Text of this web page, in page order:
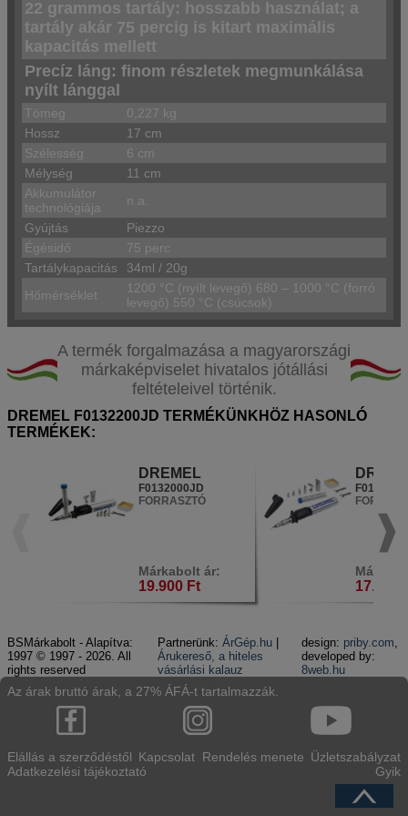
22 grammos tartály: hosszabb használat; a
tartály akár 75 percig is kitart maximális
kapacitás mellett
Precíz láng: finom részletek megmunkálása
nyílt lánggal
Tömeg
0,227 kg
Hossz
17 cm
Szélesség
6 cm
Mélység
11 cm
Akkumulátor
technológiája
n.a.
Gyújtás
Piezzo
Égésidő
75 perc
Tartálykapacitás
34ml / 20g
Hőmérséklet
1200 °C (nyílt levegő) 680 – 1000 °C (forró
levegő) 550 °C (csúcsok)
A termék forgalmazása a magyarországi
márkaképviselet hivatalos jótállási
feltételeivel történik.
DREMEL F0132200JD TERMÉKÜNKHÖZ HASONLÓ
TERMÉKEK:
DREMEL
F0132000JD
FORRASZTÓ
Márkabolt ár:
19.900 Ft 17.790
BSMárkabolt - Alapítva:
1997 © 1997 - 2026. All
rights reserved
Partnerünk:ÁrGép.hu
Árukereső, a hiteles
vásárlási kalauz
design: priby.com,
developed by:
8web.hu
Az árak bruttó árak, a 27% ÁFÁ-t tartalmazzák.
Elállás a szerződéstől Kapcsolat Rendelés menete Üzletszabályzat
Adatkezelési tájékoztató
Gyik